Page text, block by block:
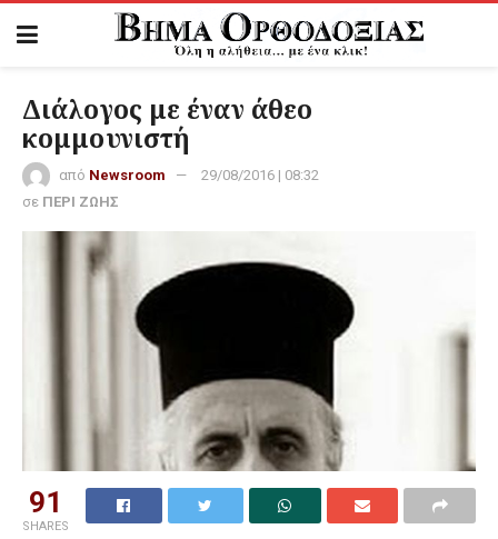
Διάλογος με έναν άθεο
κομμουνιστή
από Newsroom
29/08/2016 | 08:32
σε ΠΕΡΙ ΖΩΗΣ
91
SHARES